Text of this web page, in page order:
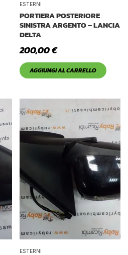
ESTERNI
PORTIERA POSTERIORE
SINISTRA ARGENTO – LANCIA
DELTA
200,00€
AGGIUNGI AL CARRELLO
ESTERNI